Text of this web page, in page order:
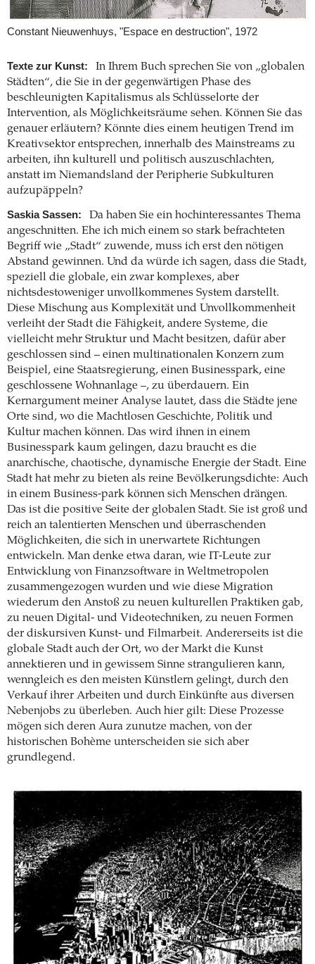
Constant Nieuwenhuys, "Espace en destruction", 1972
Texte zur Kunst:
In Ihrem Buch sprechen Sie von „globalen
Städten“, die Sie in der gegenwärtigen Phase des
beschleunigten Kapitalismus als Schlüsselorte der
Intervention, als Möglichkeitsräume sehen. Können Sie das
genauer erläutern? Könnte dies einem heutigen Trend im
Kreativsektor entsprechen, innerhalb des Mainstreams zu
arbeiten, ihn kulturell und politisch auszuschlachten,
anstatt im Niemandsland der Peripherie Subkulturen
aufzupäppeln?
Saskia Sassen:
Da haben Sie ein hochinteressantes Thema
angeschnitten. Ehe ich mich einem so stark befrachteten
Begriff wie „Stadt“ zuwende, muss ich erst den nötigen
Abstand gewinnen. Und da würde ich sagen, dass die Stadt,
speziell die globale, ein zwar komplexes, aber
nichtsdestoweniger unvollkommenes System darstellt.
Diese Mischung aus Komplexität und Unvollkommenheit
verleiht der Stadt die Fähigkeit, andere Systeme, die
vielleicht mehr Struktur und Macht besitzen, dafür aber
geschlossen sind – einen multinationalen Konzern zum
Beispiel, eine Staatsregierung, einen Businesspark, eine
geschlossene Wohnanlage –, zu überdauern. Ein
Kernargument meiner Analyse lautet, dass die Städte jene
Orte sind, wo die Machtlosen Geschichte, Politik und
Kultur machen können. Das wird ihnen in einem
Businesspark kaum gelingen, dazu braucht es die
anarchische, chaotische, dynamische Energie der Stadt. Eine
Stadt hat mehr zu bieten als reine Bevölkerungsdichte: Auch
in einem Business-park können sich Menschen drängen.
Das ist die positive Seite der globalen Stadt. Sie ist groß und
reich an talentierten Menschen und überraschenden
Möglichkeiten, die sich in unerwartete Richtungen
entwickeln. Man denke etwa daran, wie IT-Leute zur
Entwicklung von Finanzsoftware in Weltmetropolen
zusammengezogen wurden und wie diese Migration
wiederum den Anstoß zu neuen kulturellen Praktiken gab,
zu neuen Digital- und Videotechniken, zu neuen Formen
der diskursiven Kunst- und Filmarbeit. Andererseits ist die
globale Stadt auch der Ort, wo der Markt die Kunst
annektieren und in gewissem Sinne strangulieren kann,
wenngleich es den meisten Künstlern gelingt, durch den
Verkauf ihrer Arbeiten und durch Einkünfte aus diversen
Nebenjobs zu überleben. Auch hier gilt: Diese Prozesse
mögen sich deren Aura zunutze machen, von der
historischen Bohème unterscheiden sie sich aber
grundlegend.